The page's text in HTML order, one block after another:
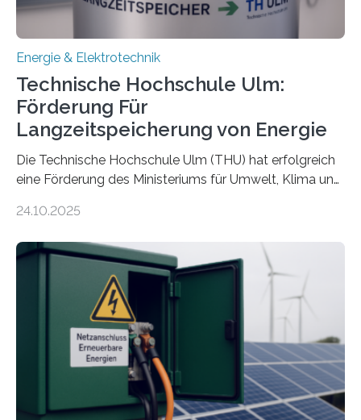
Energie & Elektrotechnik
Technische Hochschule Ulm:
Förderung Für
Langzeitspeicherung von Energie
Die Technische Hochschule Ulm (THU) hat erfolgreich
eine Förderung des Ministeriums für Umwelt, Klima und
Forschungsprojekt „LAGER – Langzeitspeicherung in
Quartieren“ eingeworben. Ziel des Projekts ist die
Entwicklung, Erprobung und Demonstration von
Konzepten zur langfristigen Energiespeicherung in
sektorübergreifend vernetzten Energiesystemen. Das
Projekt startete am 15. Oktober 2025, hat eine Laufzeit
von drei Jahren und ein Gesamtvolumen von rund 2,9
Millionen Euro, wovon 2,6 Millionen Euro durch das
Ministerium für Umwelt, Klima und…
24.10.2025